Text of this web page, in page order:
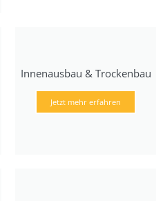
Innenausbau & Trockenbau
Jetzt mehr erfahren